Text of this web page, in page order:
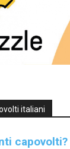
italiani
capovolti?